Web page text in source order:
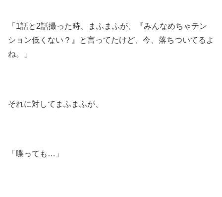
「1話と2話撮った時、まふまふが、『みんなめちゃテン
ション低くない？』と言ってたけど、今、落ちついてるよ
ね。」
それに対してまふまふが、
「喋っても…」